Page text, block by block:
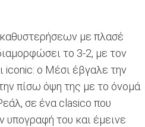
με πλασέ
το 3-2, με τον
iconic: ο Μέσι έβγαλε την
πίσω όψη της με το όνομά
σε ένα clasico που
υπογραφή του και έμεινε